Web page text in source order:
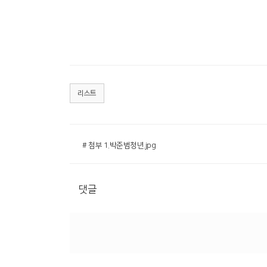
리스트
# 첨부 1.박준범청년.jpg
댓글